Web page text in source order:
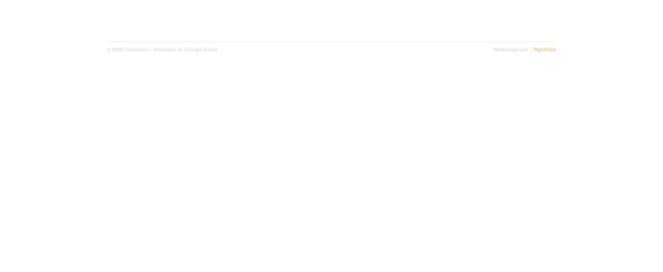
© 2008 Catavento - Produção de Energia Eólica WebDesign por :: RightClick